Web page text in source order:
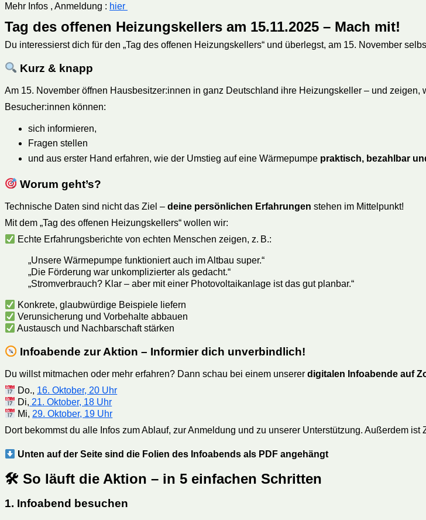
Mehr Infos , Anmeldung : hier
Tag des offenen Heizungskellers am 15.11.2025 – Mach mit!
Du interessierst dich für den „Tag des offenen Heizungskellers“ und überlegst, am 15. November
Kurz & knapp
Am 15. November öffnen Hausbesitzer:innen in ganz Deutschland ihre Heizungskeller – und zeigen,
Besucher:innen können:
sich informieren,
Fragen stellen
und aus erster Hand erfahren, wie der Umstieg auf eine Wärmepumpe praktisch, bezahlbar
Worum geht’s?
Technische Daten sind nicht das Ziel – deine persönlichen Erfahrungen stehen im Mittelpunkt!
Mit dem „Tag des offenen Heizungskellers“ wollen wir:
Echte Erfahrungsberichte von echten Menschen zeigen, z. B.:
„Unsere Wärmepumpe funktioniert auch im Altbau super.“
„Die Förderung war unkomplizierter als gedacht.“
„Stromverbrauch? Klar – aber mit einer Photovoltaikanlage ist das gut planbar.“
Konkrete, glaubwürdige Beispiele liefern
Verunsicherung und Vorbehalte abbauen
Austausch und Nachbarschaft stärken
Infoabende zur Aktion – Informier dich unverbindlich!
Du willst mitmachen oder mehr erfahren? Dann schau bei einem unserer digitalen Infoabende auf
Do., 16. Oktober, 20 Uhr
Di, 21. Oktober, 18 Uhr
Mi,29. Oktober, 19 Uhr
Dort bekommst du alle Infos zum Ablauf, zur Anmeldung und zu unserer Unterstützung. Außerdem ist
Unten auf der Seite sind die Folien des Infoabends als PDF angehängt
🛠 So läuft die Aktion – in 5 einfachen Schritten
1. Infoabend besuchen